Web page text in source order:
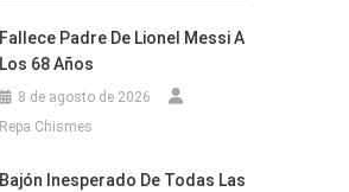
Fallece Padre De Lionel Messi A
Los 68 Años
8 de agosto de 2026
Repa Chismes
Bajón Inesperado De Todas Las